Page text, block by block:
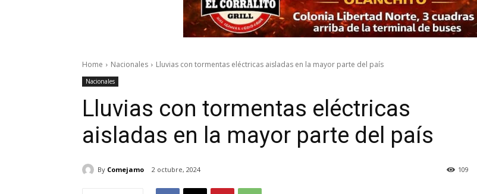
Home Nacionales Lluvias con tormentas eléctricas aisladas en la mayor parte del país
Nacionales
Lluvias con tormentas eléctricas
aisladas en la mayor parte del país
By Comejamo 2 octubre, 2024 109